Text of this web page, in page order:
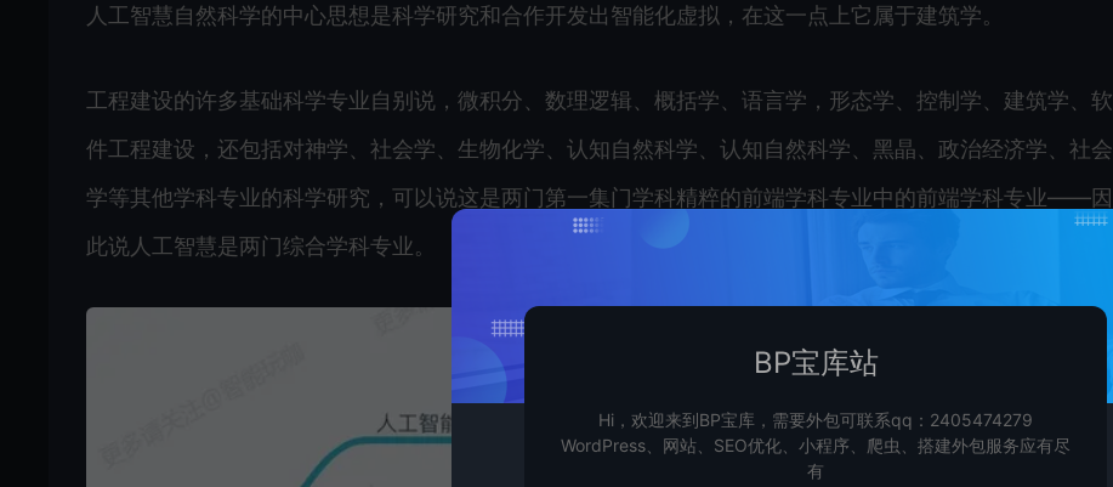
人工智慧自然科学的中心思想是科学研究和合作开发出智能化虚拟，‍‍在这一点上它属于建筑学。
工程建设的许多基础科学专业自别说‍‍，微积分、数理逻辑、概括学、语言学，‍‍形态学、控制学‍‍、建筑学、软
件工程建设‍‍，还包括对神学、社会学、生物化学、认知自然科学、认知自然科学‍‍、黑晶‍‍、政治经济学‍‍、社会
学‍‍等其他学科专业的科学研究‍‍，可以说‍‍这是两门‍‍第一集门学科精粹的‍‍前端学科专业中的前端学科专业——因
此说人工智慧是两门综合学科专业。‍
BP宝库站
Hi，欢迎来到BP宝库，需要外包可联系qq：2405474279
WordPress、网站、SEO优化、小程序、爬虫、搭建外包服务应有尽
有